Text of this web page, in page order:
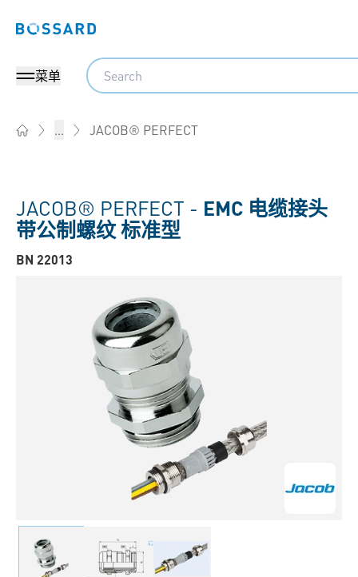
Bossard homepage
菜单
Search
... JACOB® PERFECT
JACOB® PERFECT - EMC 电缆接头
带公制螺纹 标准型
BN 22013